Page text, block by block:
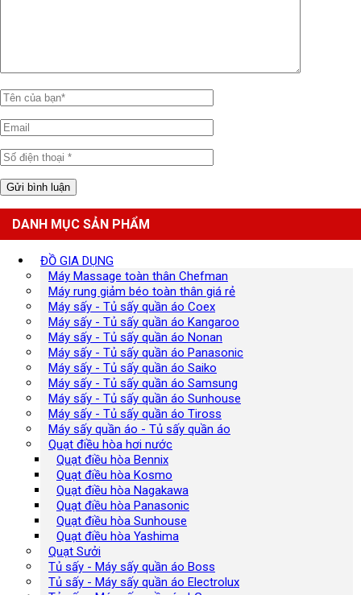
DANH MỤC SẢN PHẨM
ĐỒ GIA DỤNG
Máy Massage toàn thân Chefman
Máy rung giảm béo toàn thân giá rẻ
Máy sấy - Tủ sấy quần áo Coex
Máy sấy - Tủ sấy quần áo Kangaroo
Máy sấy - Tủ sấy quần áo Nonan
Máy sấy - Tủ sấy quần áo Panasonic
Máy sấy - Tủ sấy quần áo Saiko
Máy sấy - Tủ sấy quần áo Samsung
Máy sấy - Tủ sấy quần áo Sunhouse
Máy sấy - Tủ sấy quần áo Tiross
Máy sấy quần áo - Tủ sấy quần áo
Quạt điều hòa hơi nước
Quạt điều hòa Bennix
Quạt điều hòa Kosmo
Quạt điều hòa Nagakawa
Quạt điều hòa Panasonic
Quạt điều hòa Sunhouse
Quạt điều hòa Yashima
Quạt Sưởi
Tủ sấy - Máy sấy quần áo Boss
Tủ sấy - Máy sấy quần áo Electrolux